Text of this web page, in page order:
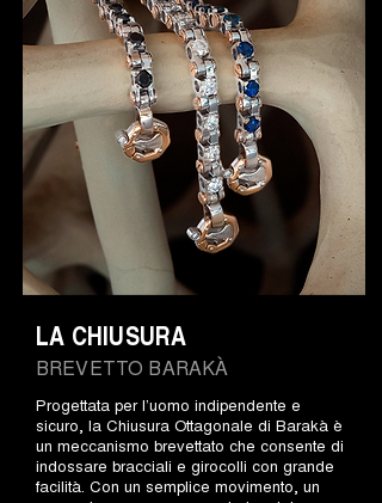
BREVETTO BARAKÀ
LA CHIUSURA
Progettata per l’uomo indipendente e
sicuro, la Chiusura Ottagonale di Barakà è
un meccanismo brevettato che consente di
indossare bracciali e girocolli con grande
facilità. Con un semplice movimento, un